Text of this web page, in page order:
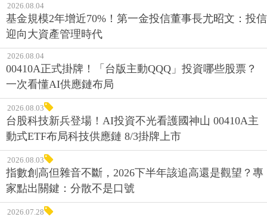
2026.08.04
基金規模2年增近70%！第一金投信董事長尤昭文：投信
迎向大資產管理時代
2026.08.04
00410A正式掛牌！「台版主動QQQ」投資哪些股票？
一次看懂AI供應鏈布局
2026.08.03
台股科技新兵登場！AI投資不光看護國神山 00410A主
動式ETF布局科技供應鏈 8/3掛牌上市
2026.08.03
指數創高但雜音不斷，2026下半年該追高還是觀望？專
家點出關鍵：分散不是口號
2026.07.28